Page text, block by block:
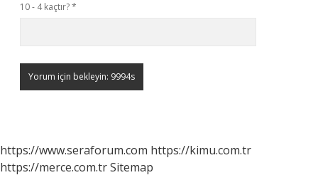
10 - 4 kaçtır?*
https://www.seraforum.com https://kimu.com.tr
https://merce.com.trSitemap